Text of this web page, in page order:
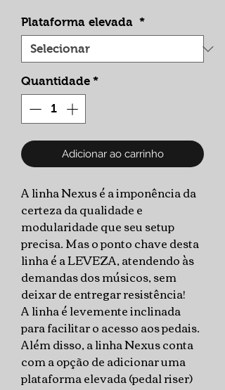
Plataforma elevada *
Quantidade *
Adicionar ao carrinho
A linha Nexus é a imponência da
certeza da qualidade e
modularidade que seu setup
precisa. Mas o ponto chave desta
linha é a LEVEZA, atendendo às
demandas dos músicos, sem
deixar de entregar resistência!
A linha é levemente inclinada
para facilitar o acesso aos pedais.
Além disso, a linha Nexus conta
com a opção de adicionar uma
plataforma elevada (pedal riser)